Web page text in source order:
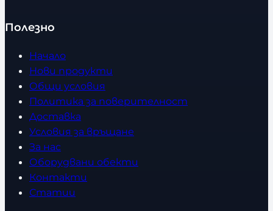
Полезно
Начало
Нови продукти
Общи условия
Политика за поверителност
Доставка
Условия за връщане
За нас
Оборудвани обекти
Контакти
Статии